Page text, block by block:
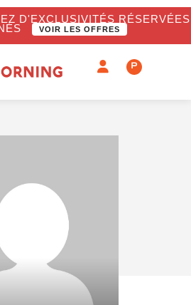
D'EXCLUSIVITÉS RÉSERVÉES
VOIR LES OFFRES
P